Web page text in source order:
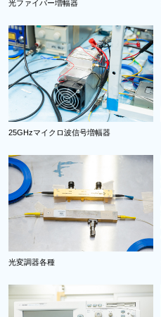
光ファイバー増幅器
25GHzマイクロ波信号増幅器
光変調器各種